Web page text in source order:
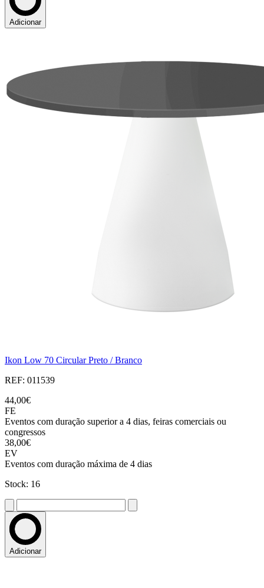
Adicionar
Ikon Low 70 Circular Preto / Branco
REF: 011539
44,00€
FE
Eventos com duração superior a 4 dias, feiras comerciais ou
congressos
38,00€
EV
Eventos com duração máxima de 4 dias
Stock: 16
Adicionar